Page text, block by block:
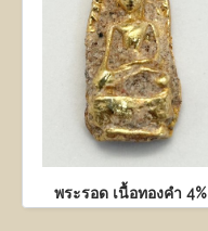
พระรอด เนื้อทองคำ 4%